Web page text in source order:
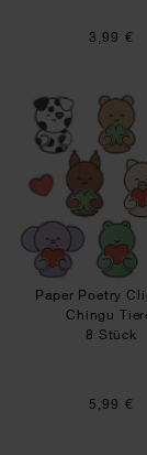
3,99 €
Paper Poetry
Chingu
8 Stück
5,99 €